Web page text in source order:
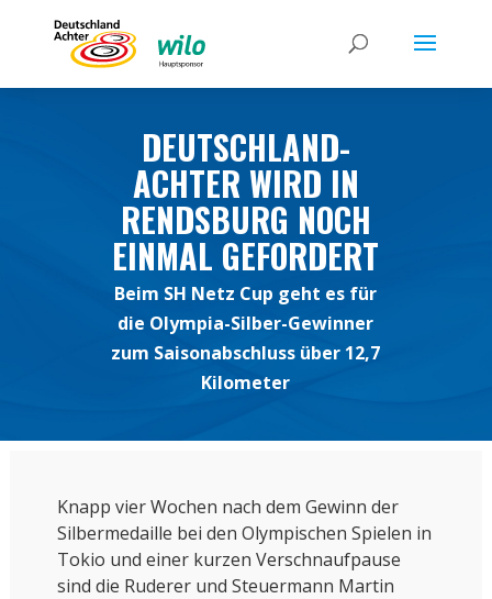
DEUTSCHLAND-
ACHTER WIRD IN
RENDSBURG NOCH
EINMAL GEFORDERT
Beim SH Netz Cup geht es für
die Olympia-Silber-Gewinner
zum Saisonabschluss über 12,7
Kilometer
Knapp vier Wochen nach dem Gewinn der
Silbermedaille bei den Olympischen Spielen in
Tokio und einer kurzen Verschnaufpause
sind die Ruderer und Steuermann Martin